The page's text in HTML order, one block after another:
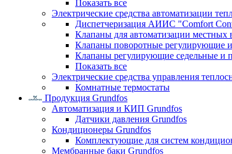
Показать все
Электрические средства автоматизации
Диспетчеризация АИИС "Comfort
Клапаны для автоматизации местных
Клапаны поворотные регулирующие
Клапаны регулирующие седельные и
Показать все
Электрические средства управления
Комнатные термостаты
Продукция Grundfos
Автоматизация и КИП Grundfos
Датчики давления Grundfos
Кондиционеры Grundfos
Комплектующие для систем
Мембранные баки Grundfos